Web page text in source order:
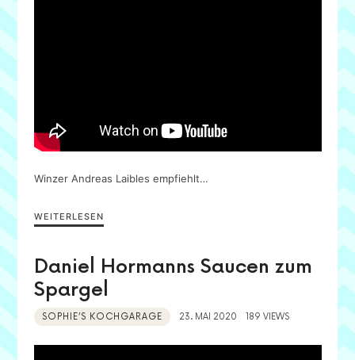
Winzer Andreas Laibles empfiehlt…
WEITERLESEN
Daniel Hormanns Saucen zum
Spargel
SOPHIE’S KOCHGARAGE 23. MAI 2020 189 VIEWS